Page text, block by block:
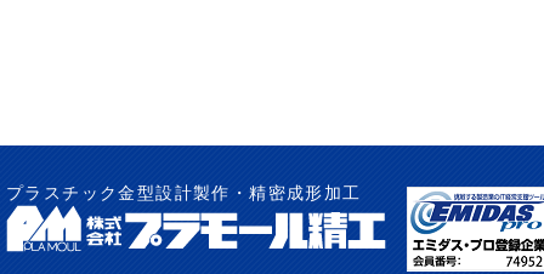
プラスチック金型設計製作・精密成形加工